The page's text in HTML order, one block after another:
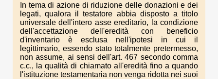
In tema di azione di riduzione delle donazioni e dei
legati, qualora il testatore abbia disposto a titolo
universale dell'intero asse ereditario, la condizione
dell'accettazione dell'eredità con beneficio
d'inventario è esclusa nell'ipotesi in cui il
legittimario, essendo stato totalmente pretermesso,
non assume, ai sensi dell'art. 467 secondo comma
c.c., la qualità di chiamato all'eredità fino a quando
l'istituzione testamentaria non venga ridotta nei suoi